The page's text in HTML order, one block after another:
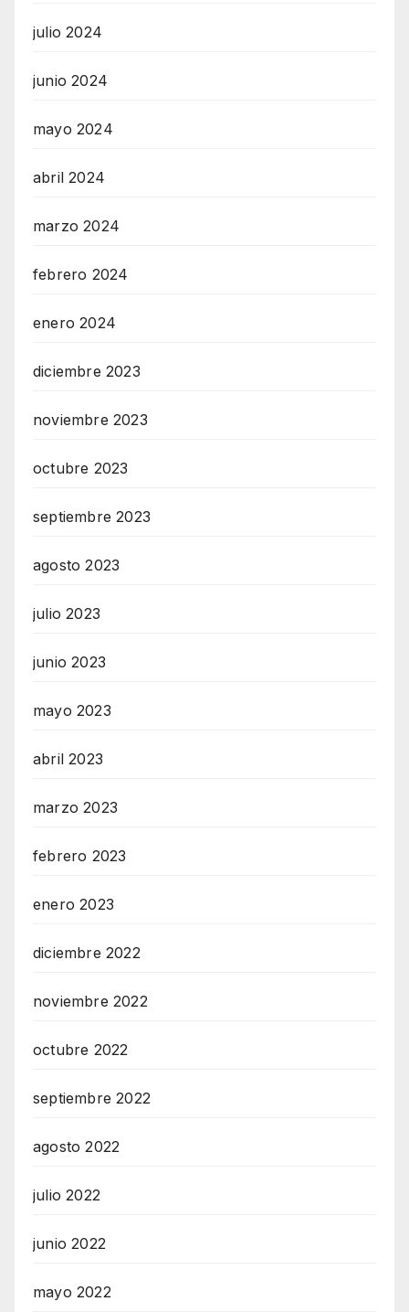
julio 2024
junio 2024
mayo 2024
abril 2024
marzo 2024
febrero 2024
enero 2024
diciembre 2023
noviembre 2023
octubre 2023
septiembre 2023
agosto 2023
julio 2023
junio 2023
mayo 2023
abril 2023
marzo 2023
febrero 2023
enero 2023
diciembre 2022
noviembre 2022
octubre 2022
septiembre 2022
agosto 2022
julio 2022
junio 2022
mayo 2022